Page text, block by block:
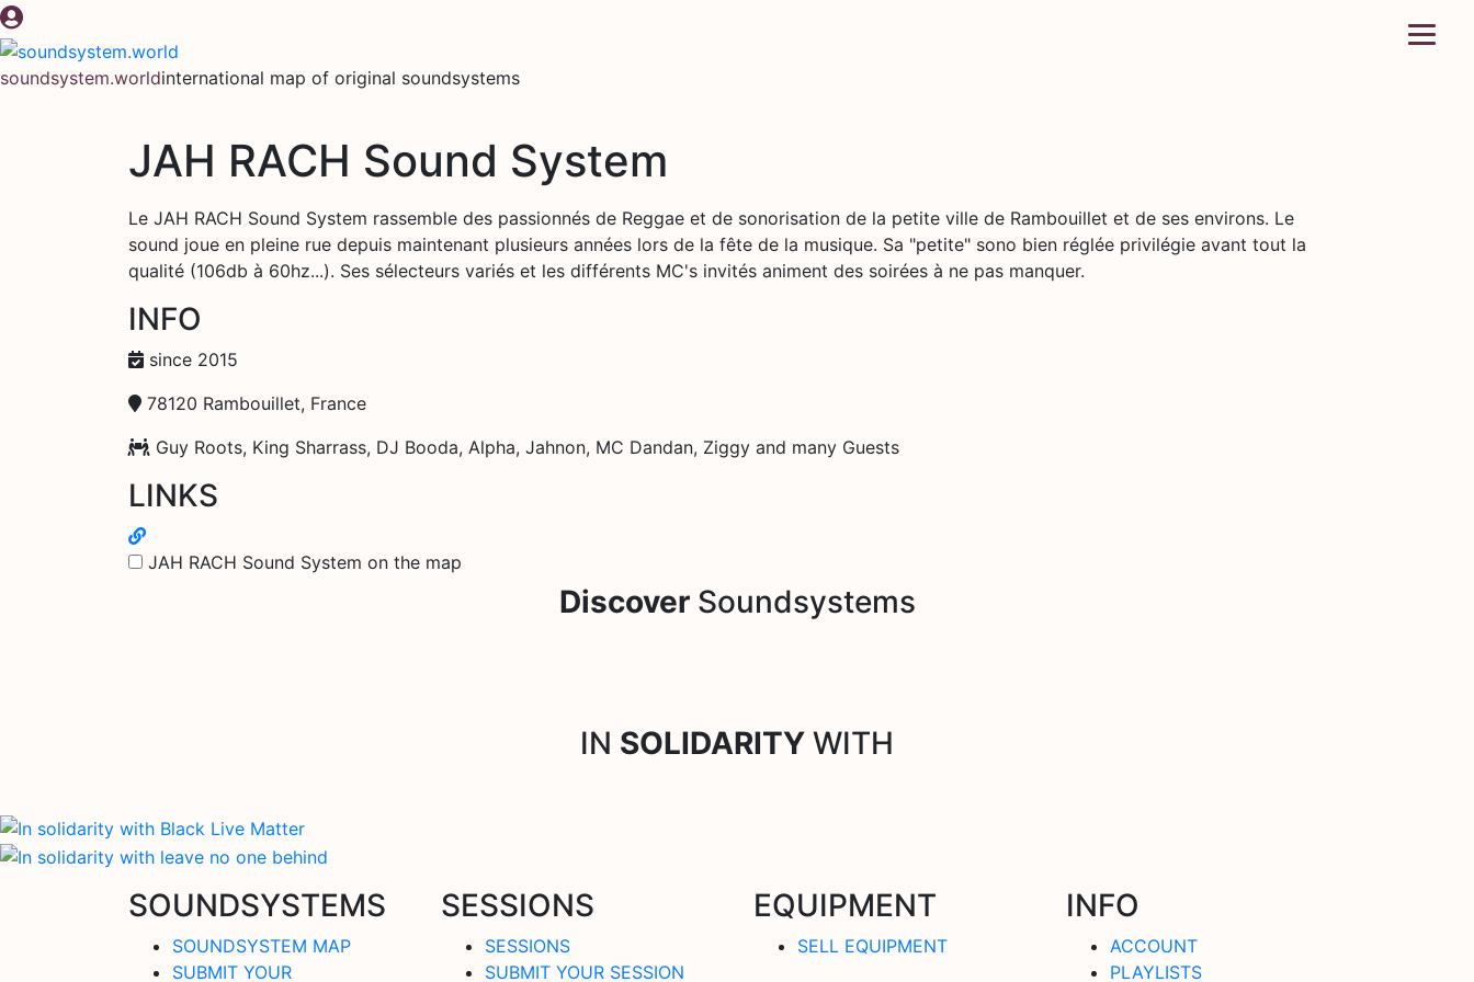
Skip
to
content
soundsystem.worldinternational map of original soundsystems
JAH RACH Sound System
Le JAH RACH Sound System rassemble des passionnés de Reggae et de sonorisation de la petite ville de Rambouillet et de ses environs. Le
sound joue en pleine rue depuis maintenant plusieurs années lors de la fête de la musique. Sa "petite" sono bien réglée privilégie avant tout la
qualité (106db à 60hz...). Ses sélecteurs variés et les différents MC's invités animent des soirées à ne pas manquer.
INFO
since 2015
78120 Rambouillet, France
Guy Roots, King Sharrass, DJ Booda, Alpha, Jahnon, MC Dandan, Ziggy and many Guests
LINKS
JAH RACH Sound System on the map
DiscoverSoundsystems
IN SOLIDARITY WITH
SOUNDSYSTEMS
SOUNDSYSTEM MAP
SUBMIT YOUR
SESSIONS
SESSIONS
SUBMIT YOUR SESSION
EQUIPMENT
SELL EQUIPMENT
INFO
ACCOUNT
PLAYLISTS